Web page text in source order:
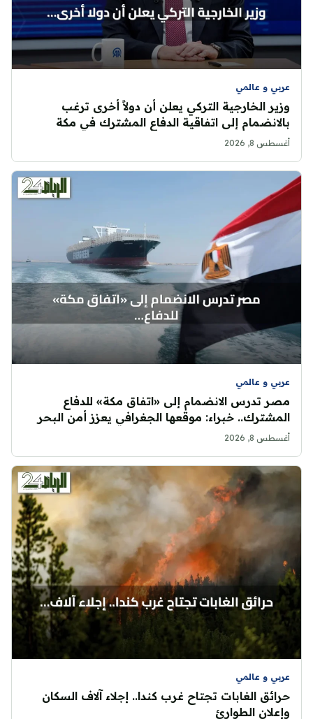
عربي و عالمي
وزير الخارجية التركي يعلن أن دولاً أخرى ترغب
بالانضمام إلى اتفاقية الدفاع المشترك في مكة
أغسطس 8, 2026
عربي و عالمي
مصر تدرس الانضمام إلى «اتفاق مكة» للدفاع
المشترك.. خبراء: موقعها الجغرافي يعزز أمن البحر
الأحمر
أغسطس 8, 2026
عربي و عالمي
حرائق الغابات تجتاح غرب كندا.. إجلاء آلاف السكان
وإعلان الطوارئ